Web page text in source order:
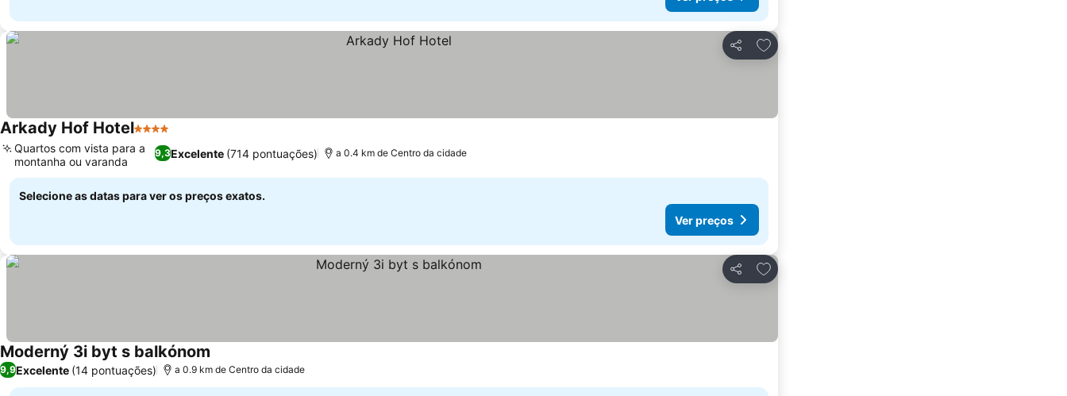
Partilhar
Adicionar aos favoritos
Arkady Hof Hotel4 Estrelas
9,3Excelente (714 pontuações)
Quartos com vista para a
montanha ou varanda
a 0.4 km de Centro da cidade
Selecione as datas para ver os preços exatos.
Ver preços
Partilhar
Adicionar aos favoritos
Moderný 3i byt s balkónom
9,9Excelente (14 pontuações) a 0.9 km de Centro da cidade